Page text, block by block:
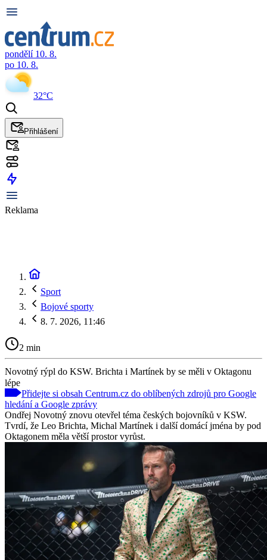
pondělí 10. 8.
po 10. 8.
32°C
Přihlášení
Reklama
Sport
Bojové sporty
8. 7. 2026, 11:46
2 min
Novotný rýpl do KSW. Brichta i Martínek by se měli v Oktagonu
lépe
Přidejte si obsah Centrum.cz do oblíbených zdrojů pro Google
hledání a Google zprávy
Ondřej Novotný znovu otevřel téma českých bojovníků v KSW.
Tvrdí, že Leo Brichta, Michal Martínek i další domácí jména by pod
Oktagonem měla větší prostor vyrůst.